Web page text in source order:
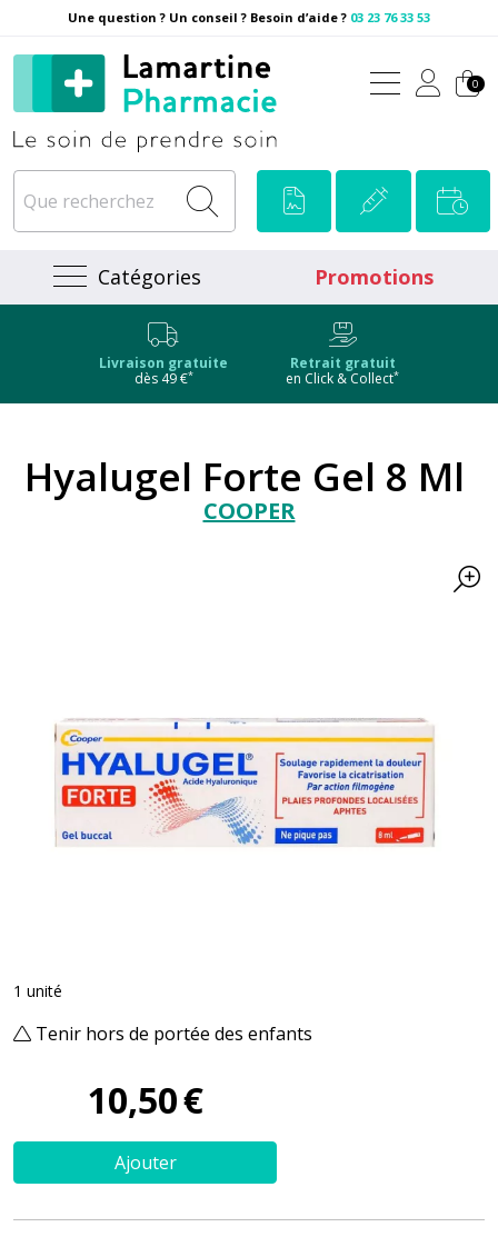
Une question ? Un conseil ? Besoin d’aide ? 03 23 76 33 53
Pharmacie Lamartine
0
Catégories Promotions
Livraison gratuite
dès 49 €*
Retrait gratuit
en Click & Collect*
Hyalugel Forte Gel 8 Ml
COOPER
1 unité
Tenir hors de portée des enfants
10,50€
Ajouter